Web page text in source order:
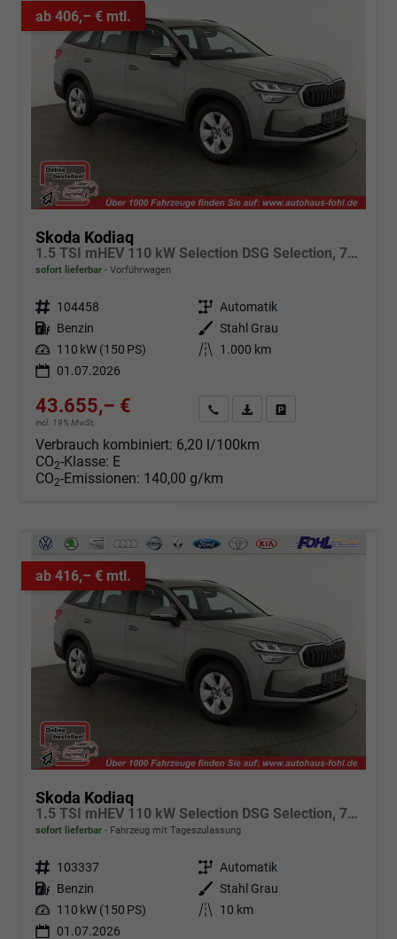
ab 406,– € mtl.
Skoda Kodiaq
1.5 TSI mHEV 110 kW Selection DSG Selection, 7-Sitzer, AHK, Navi, Side, Kamera, Winter, 4 J.- Garantie
sofort lieferbar Vorführwagen
Fahrzeugnr. 104458 Getriebe Automatik
Kraftstoff Benzin Außenfarbe Stahl Grau
Leistung 110 kW (150 PS) Kilometerstand
1.000 km
01.07.2026
43.655,– €
incl. 19% MwSt.
Angebot anfordern
Fahrzeugexpose (PDF)
Verbrauch kombiniert: 6,20 l/100km
CO2-Klasse: E
CO2-Emissionen: 140,00 g/km
ab 416,– € mtl.
Skoda Kodiaq
1.5 TSI mHEV 110 kW Selection DSG Selection, 7-Sitzer, AHK, Navi, Side, Kamera, Winter, 4 J.- Garantie
sofort lieferbar Fahrzeug mit Tageszulassung
Fahrzeugnr. 103337 Getriebe Automatik
Kraftstoff Benzin Außenfarbe Stahl Grau
Leistung 110 kW (150 PS) Kilometerstand
10 km
01.07.2026